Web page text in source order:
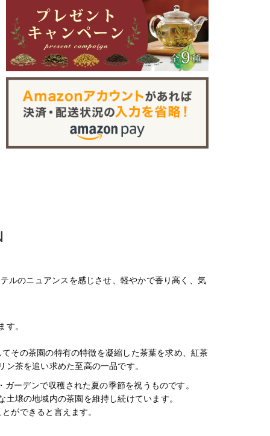
(すいしょく）は薄いオレンジ色で透明感があります。
ルのニュアンスを感じさせ、軽やかで香り高く、気
。
その茶園の特有の特徴を凝縮した茶葉を求め、紅茶
茶を追い求めた至高の一品です。
ーデンで収穫された夏の季節を祝うものです。
壌の地域内の茶園を維持し続けています。
ができると言えます。